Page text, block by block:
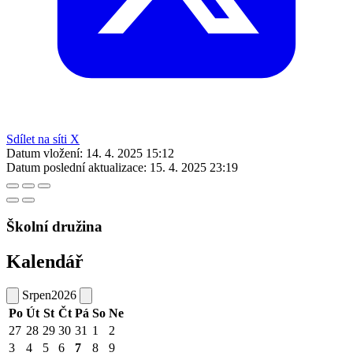
Sdílet na síti X
Datum vložení: 14. 4. 2025 15:12
Datum poslední aktualizace: 15. 4. 2025 23:19
Školní družina
Kalendář
Srpen2026
Po Út St Čt Pá So Ne
27 28 29 30 31 1
2
3
4 5 6 7 8
9